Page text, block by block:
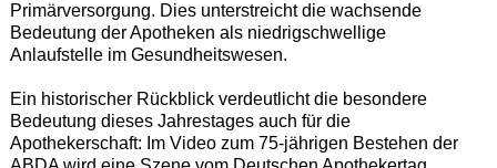
Primärversorgung. Dies unterstreicht die wachsende
Bedeutung der Apotheken als niedrigschwellige
Anlaufstelle im Gesundheitswesen.
Ein historischer Rückblick verdeutlicht die besondere
Bedeutung dieses Jahrestages auch für die
Apothekerschaft: Im Video zum 75-jährigen Bestehen der